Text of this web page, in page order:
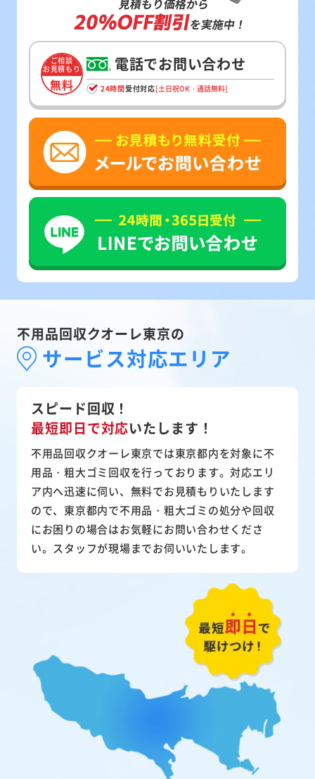
見積もり価格から
20%OFF割引を実施中！
ご相談
お見積もり
無料
電話でお問い合わせ
24時間受付対応[土日祝OK・通話無料]
不用品回収クオーレ東京の
サービス対応エリア
スピード回収！
最短即日で対応いたします！
不用品回収クオーレ東京では東京都内を対象に不
用品・粗大ゴミ回収を行っております。対応エリ
ア内へ迅速に伺い、無料でお見積もりいたします
ので、東京都内で不用品・粗大ゴミの処分や回収
にお困りの場合はお気軽にお問い合わせくださ
い。スタッフが現場までお伺いいたします。